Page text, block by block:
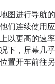
图进行导航
们连续使用
以更高的速
下，屏幕几
置开车前往另